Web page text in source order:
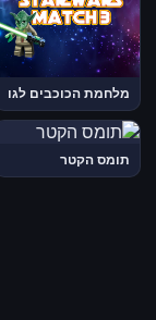
מלחמת הכוכבים לגו
תומס הקטר